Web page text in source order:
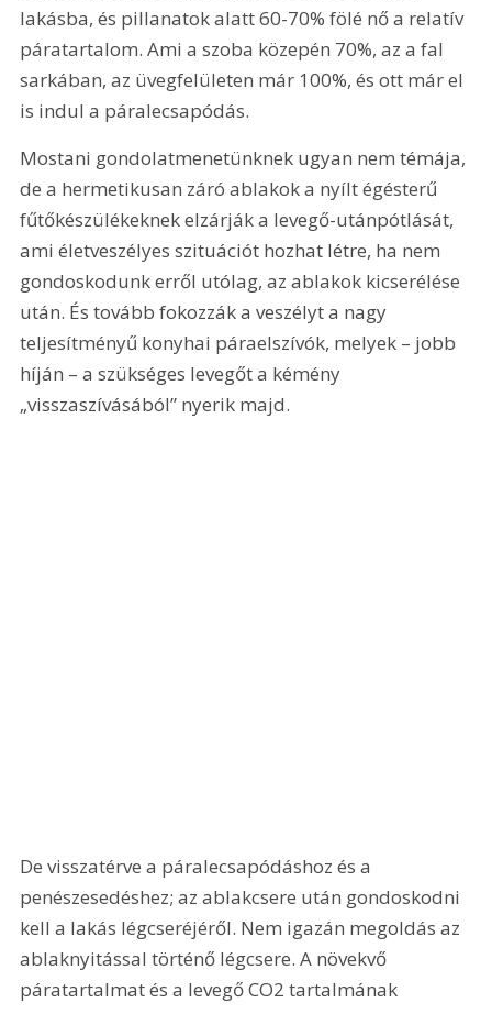
lakásba, és pillanatok alatt 60-70% fölé nő a relatív
páratartalom. Ami a szoba közepén 70%, az a fal
sarkában, az üvegfelületen már 100%, és ott már el
is indul a páralecsapódás.
Mostani gondolatmenetünknek ugyan nem témája,
de a hermetikusan záró ablakok a nyílt égésterű
fűtőkészülékeknek elzárják a levegő-utánpótlását,
ami életveszélyes szituációt hozhat létre, ha nem
gondoskodunk erről utólag, az ablakok kicserélése
után. És tovább fokozzák a veszélyt a nagy
teljesítményű konyhai páraelszívók, melyek – jobb
híján – a szükséges levegőt a kémény
„visszaszívásából” nyerik majd.
De visszatérve a páralecsapódáshoz és a
penészesedéshez; az ablakcsere után gondoskodni
kell a lakás légcseréjéről. Nem igazán megoldás az
ablaknyitással történő légcsere. A növekvő
páratartalmat és a levegő CO2 tartalmának